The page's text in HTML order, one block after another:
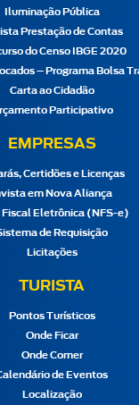
Iluminação Pública
Prestação de Contas
do Censo IBGE 2020
– Programa Bolsa
Carta ao Cidadão
Participativo
EMPRESAS
Certidões e Licenças
em Nova Aliança
Fiscal Eletrônica (NFS-e)
de Requisição
Licitações
TURISTA
Pontos Turísticos
Onde Ficar
Onde Comer
de Eventos
Localização